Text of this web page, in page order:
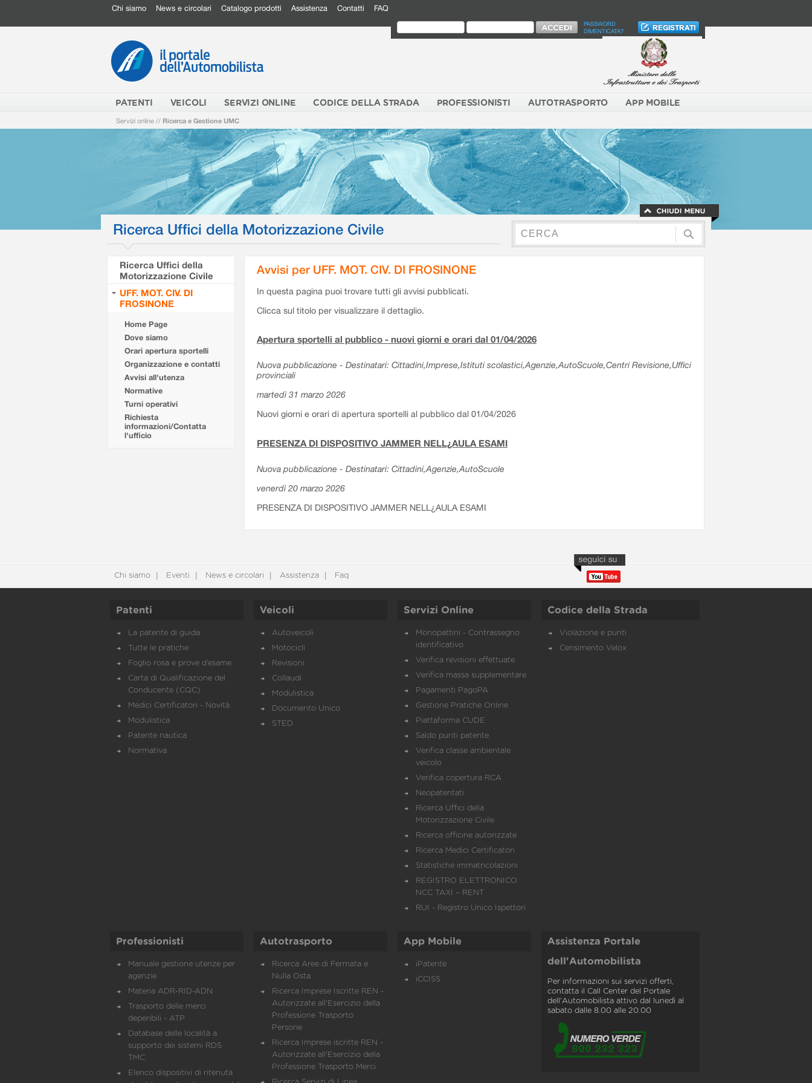
Chi siamo News e circolari Catalogo prodotti Assistenza Contatti FAQ
PASSWORD
DIMENTICATA?
PATENTI VEICOLI SERVIZI ONLINE CODICE DELLA STRADA PROFESSIONISTI AUTOTRASPORTO APP MOBILE
Servizi online // Ricerca e Gestione UMC
Ricerca Uffici della Motorizzazione Civile
Ricerca Uffici della
Motorizzazione Civile
UFF. MOT. CIV. DI
FROSINONE
Home Page
Dove siamo
Orari apertura sportelli
Organizzazione e contatti
Avvisi all'utenza
Normative
Turni operativi
Richiesta
informazioni/Contatta
l'ufficio
Avvisi per UFF. MOT. CIV. DI FROSINONE
In questa pagina puoi trovare tutti gli avvisi pubblicati.
Clicca sul titolo per visualizzare il dettaglio.
Apertura sportelli al pubblico - nuovi giorni e orari dal 01/04/2026
Nuova pubblicazione - Destinatari: Cittadini,Imprese,Istituti scolastici,Agenzie,AutoScuole,Centri Revisione,Uffici
provinciali
martedì 31 marzo 2026
Nuovi giorni e orari di apertura sportelli al pubblico dal 01/04/2026
PRESENZA DI DISPOSITIVO JAMMER NELL¿AULA ESAMI
Nuova pubblicazione - Destinatari: Cittadini,Agenzie,AutoScuole
venerdì 20 marzo 2026
PRESENZA DI DISPOSITIVO JAMMER NELL¿AULA ESAMI
Chi siamo Eventi News e circolari Assistenza Faq
Patenti
La patente di guida
Tutte le pratiche
Foglio rosa e prove d’esame
Carta di Qualificazione del
Conducente (CQC)
Medici Certificatori - Novità
Modulistica
Patente nautica
Normativa
Veicoli
Autoveicoli
Motocicli
Revisioni
Collaudi
Modulistica
Documento Unico
STED
Servizi Online
Monopattini - Contrassegno
identificativo
Verifica revisioni effettuate
Verifica massa supplementare
Pagamenti PagoPA
Gestione Pratiche Online
Piattaforma CUDE
Saldo punti patente
Verifica classe ambientale
veicolo
Verifica copertura RCA
Neopatentati
Ricerca Uffici della
Motorizzazione Civile
Ricerca officine autorizzate
Ricerca Medici Certificatori
Statistiche immatricolazioni
REGISTRO ELETTRONICO
NCC TAXI – RENT
RUI - Registro Unico Ispettori
Codice della Strada
Violazione e punti
Censimento Velox
Professionisti
Manuale gestione utenze per
agenzie
Materia ADR-RID-ADN
Trasporto delle merci
deperibili - ATP
Database delle località a
supporto dei sistemi RDS
TMC
Elenco dispositivi di ritenuta
Autotrasporto
Ricerca Aree di Fermata e
Nulla Osta
Ricerca Imprese Iscritte REN -
Autorizzate all'Esercizio della
Professione Trasporto
Persone
Ricerca Imprese iscritte REN -
Autorizzate all'Esercizio della
Professione Trasporto Merci
App Mobile
iPatente
iCCISS
Assistenza Portale
dell'Automobilista
Per informazioni sui servizi offerti,
contatta il Call Center del Portale
dell'Automobilista attivo dal lunedì al
sabato dalle 8.00 alle 20.00